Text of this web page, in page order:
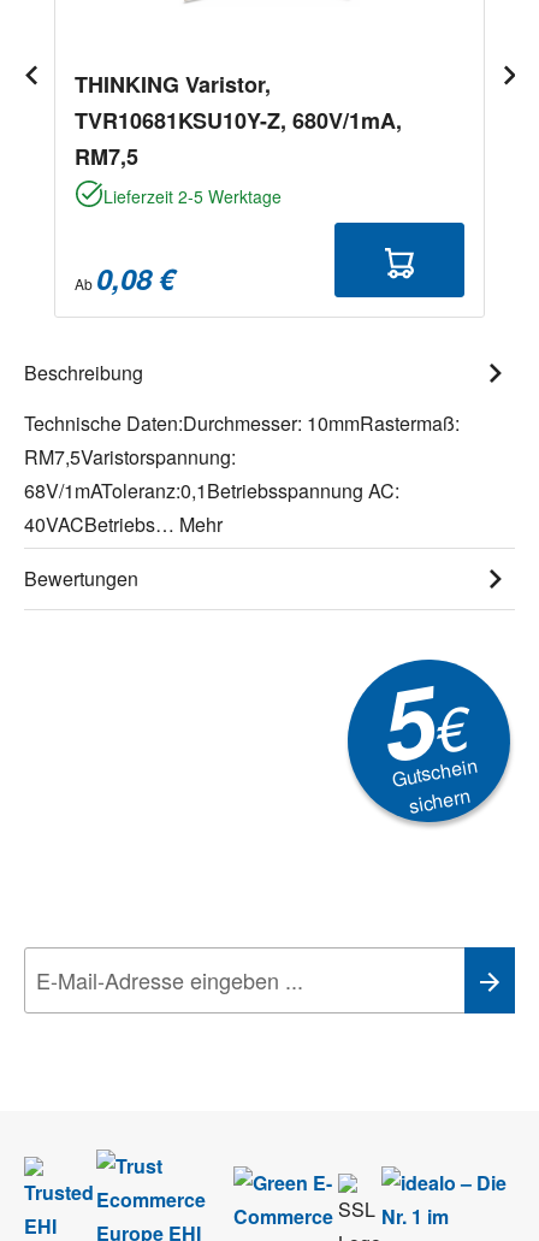
THINKING Varistor,
TVR10681KSU10Y-Z, 680V/1mA,
RM7,5
Lieferzeit 2-5 Werktage
Ab 0,08 €
Beschreibung
Technische Daten:Durchmesser: 10mmRastermaß:
RM7,5Varistorspannung:
68V/1mAToleranz:0,1Betriebsspannung AC:
40VACBetriebs… Mehr
Bewertungen
5€
Gutschein
sichern